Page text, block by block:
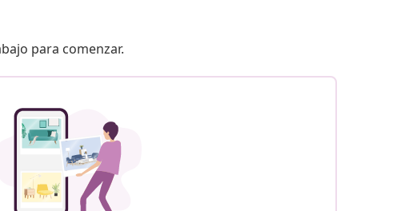
para comenzar.